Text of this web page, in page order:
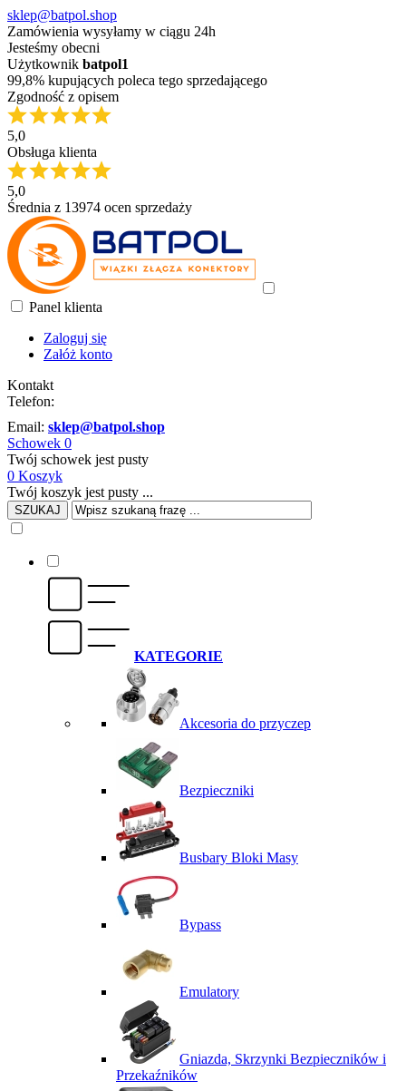
sklep@batpol.shop
Zamówienia wysyłamy w ciągu 24h
Jesteśmy obecni
Użytkownik batpol1
99,8% kupujących poleca tego sprzedającego
Zgodność z opisem
5,0
Obsługa klienta
5,0
Średnia z 13974 ocen sprzedaży
Panel klienta
Zaloguj się
Załóż konto
Kontakt
Telefon:
Email: sklep@batpol.shop
Schowek 0
Twój schowek jest pusty
0 Koszyk
Twój koszyk jest pusty ...
SZUKAJ
KATEGORIE
Akcesoria do przyczep
Bezpieczniki
Busbary Bloki Masy
Bypass
Emulatory
Gniazda, Skrzynki Bezpieczników i
Przekaźników